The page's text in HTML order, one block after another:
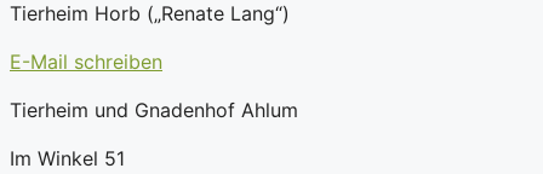
Tierheim Horb („Renate Lang“)
E-Mail schreiben
Tierheim und Gnadenhof Ahlum
Im Winkel 51